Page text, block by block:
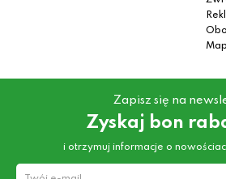
Zapisz się na
Zyskaj bon
i otrzymuj informacje o